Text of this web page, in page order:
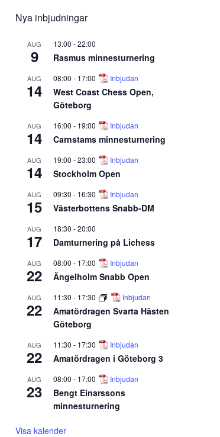
Nya inbjudningar
AUG
9
13:00 -22:00
Rasmus minnesturnering
AUG
14
08:00 - 17:00 Inbjudan
West Coast Chess Open,
Göteborg
AUG
14
16:00 - 19:00 Inbjudan
Carnstams minnesturnering
AUG
14
19:00 -23:00 Inbjudan
Stockholm Open
AUG
15
09:30 - 16:30 Inbjudan
Västerbottens Snabb-DM
AUG
17
18:30 -20:00
Damturnering på Lichess
AUG
22
08:00 - 17:00 Inbjudan
Ängelholm Snabb Open
AUG
22
11:30 - 17:30 Inbjudan
Amatördragen Svarta Hästen
Göteborg
AUG
22
11:30 - 17:30 Inbjudan
Amatördragen i Göteborg 3
AUG
23
08:00 - 17:00 Inbjudan
Bengt Einarssons
minnesturnering
Visa kalender